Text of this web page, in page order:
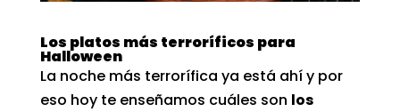
Los platos más terroríficos para
Halloween
La noche más terrorífica ya está ahí y por
eso hoy te enseñamos cuáles son los